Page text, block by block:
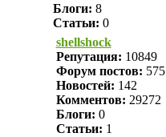
Блоги: 8
Статьи: 0
shellshock
Репутация: 10849
Форум постов: 575
Новостей: 142
Комментов: 29272
Блоги: 0
Статьи: 1